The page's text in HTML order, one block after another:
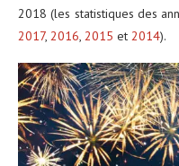
2018 (les statistiques des
2017, 2016, 2015 et 2014).